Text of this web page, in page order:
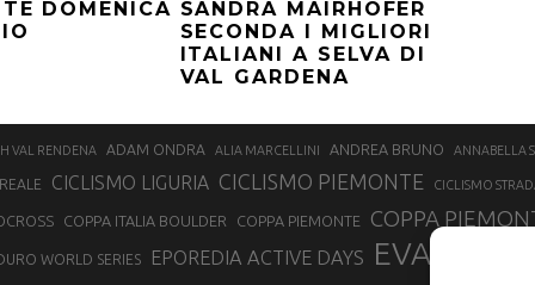
DOMENICA SANDRA MAIRHOFER
SECONDA I MIGLIORI
ITALIANI A SELVA DI
VAL GARDENA
VAL RENDENA ADAM ONDRA ALIA MARCELLINI ANDREA BRUNO ANNABELLA
CICLISMO LIGURIA CICLISMO PIEMONTE CICLISMO
COPPA ITALIA BOULDER COPPA PIEMONTE COPPA
WORLD SERIES EPOREDIA ACTIVE DAYS EVA